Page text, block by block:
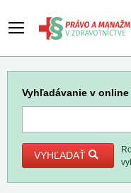
Vyhľadávanie v online
VYHĽADAŤ